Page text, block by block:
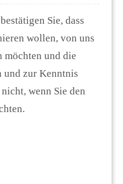
Sie, dass
wollen, von uns
möchten und die
und zur Kenntnis
wenn Sie den